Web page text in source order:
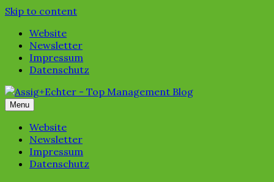
Skip to content
Website
Newsletter
Impressum
Datenschutz
Menu
Website
Newsletter
Impressum
Datenschutz